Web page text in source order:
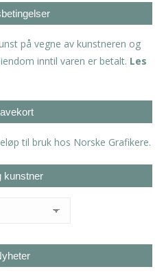
på vegne av kunstneren og
inntil varen er betalt. Les
til bruk hos Norske Grafikere.
kunstner